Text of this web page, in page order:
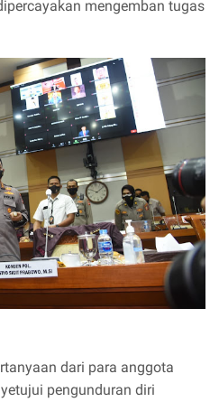
mengemban tugas
dari para anggota
pengunduran diri